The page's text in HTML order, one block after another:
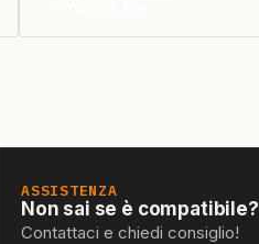
ASSISTENZA
Non sai se è compatibile?
Contattaci e chiedi consiglio!